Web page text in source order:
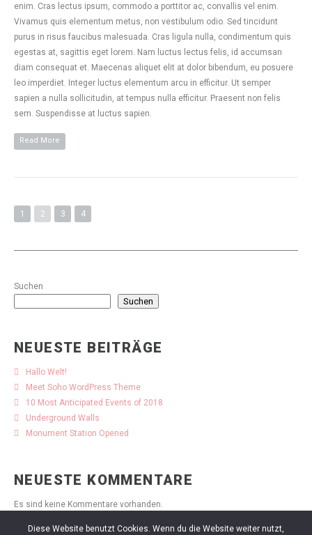
enim. Cras lectus ipsum, commodo a porttitor ac, convallis vel enim.
Vivamus quis elementum metus, non vestibulum odio. Sed tincidunt
purus in risus faucibus malesuada. Cras ligula nulla, condimentum quis
egestas at, sagittis eget lorem. Nam luctus lectus felis, id accumsan
diam consequat et. Maecenas aliquet elit at dolor bibendum, eu posuere
leo imperdiet. Integer luctus elementum arcu in efficitur. Ut semper
sapien a nulla sollicitudin, at tempus nulla efficitur. Praesent non felis
sem. Suspendisse at luctus sapien.
Read More
1 2 3 4
Suchen
Suchen
NEUESTE BEITRÄGE
Hallo Welt!
Meet Soho WordPress Theme
10 Most Anticipated Events of 2018
Underground Walls
Monument Station Opened
NEUESTE KOMMENTARE
Es sind keine Kommentare vorhanden.
Diese Website benutzt Cookies. Wenn du die Website weiter nutzt,